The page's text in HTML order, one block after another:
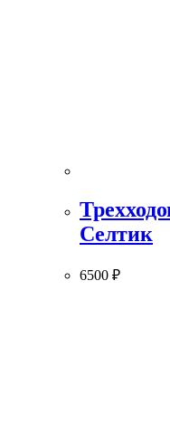
Селтик
6500 ₽